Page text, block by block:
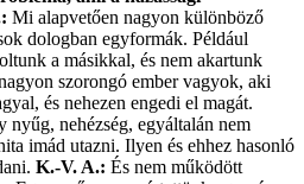
Mi alapvetően nagyon különböző
dologban egyformák. Például
a másikkal, és nem akartunk
szorongó ember vagyok, aki
és nehezen engedi el magát.
nyűg, nehézség, egyáltalán nem
imád utazni. Ilyen és ehhez hasonló
K.-V. A.: És nem működött